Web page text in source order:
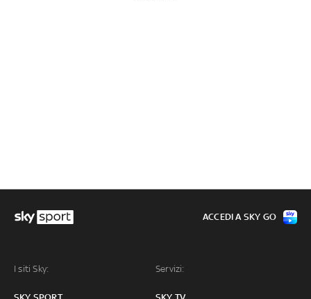
I siti Sky: Servizi:
ACCEDI A SKY GO